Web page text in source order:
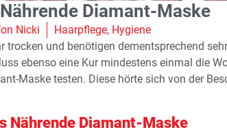
Nährende Diamant-Maske
Nicki Haarpflege, Hygiene
trocken und benötigen dementsprechend
ebenso eine Kur mindestens einmal die
Maske testen. Diese hörte sich von der
Nährende Diamant-Maske